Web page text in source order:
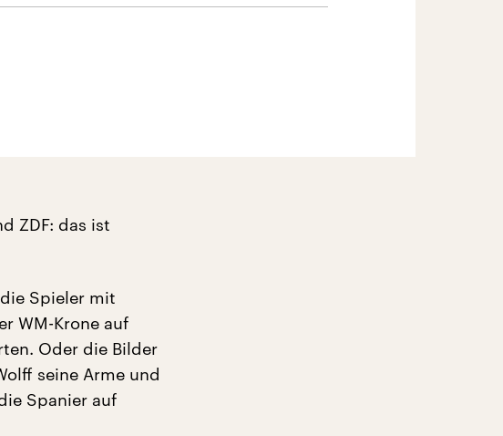
ZDF: das ist
Spieler mit
WM-Krone auf
Oder die Bilder
seine Arme und
Spanier auf